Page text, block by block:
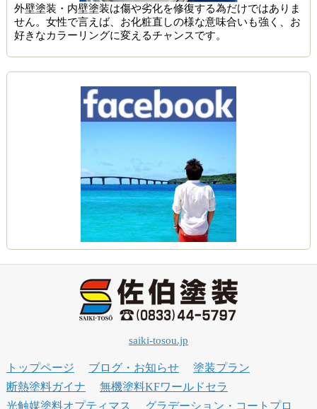
外壁塗装・内壁塗装は傷や劣化を修復する為だけではありま
せん。女性で言えば、お化粧直しの様な意味合いも強く、お
好きなカラーリングに変えるチャンスです。
saiki-tosou.jp
トップページ ブログ・お知らせ
塗装プラン
断熱塗料ガイナ
無機塗料KFワールドセラ
光触媒塗料オプティマス
グラデーション・コートプロ